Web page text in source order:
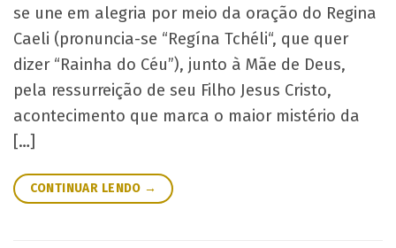
se une em alegria por meio da oração do Regina
Caeli (pronuncia-se “Regína Tchéli“, que quer
dizer “Rainha do Céu”), junto à Mãe de Deus,
pela ressurreição de seu Filho Jesus Cristo,
acontecimento que marca o maior mistério da
[…]
CONTINUAR LENDO →